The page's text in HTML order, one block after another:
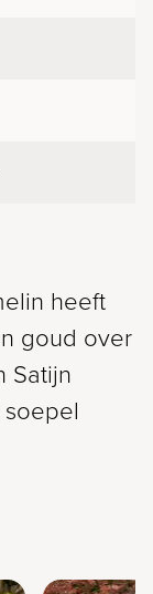
heeft
goud over
Satijn